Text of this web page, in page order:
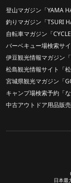
登山マガジン「YAMA
釣りマガジン「TSURI
自転車マガジン「CYCLE
バーベキュー場検索サイ
伊豆観光情報マガジン「
松島観光情報サイト「松
宮城県観光マガジン「
キャンプ場検索予約「な
中古アウトドア用品販売
日本最